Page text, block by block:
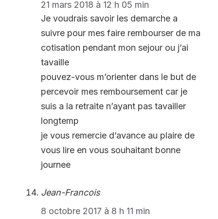
21 mars 2018 à 12 h 05 min
Je voudrais savoir les demarche a
suivre pour mes faire rembourser de ma
cotisation pendant mon sejour ou j’ai
tavaille
pouvez-vous m’orienter dans le but de
percevoir mes remboursement car je
suis a la retraite n’ayant pas tavailler
longtemp
je vous remercie d’avance au plaire de
vous lire en vous souhaitant bonne
journee
Jean-Francois
8 octobre 2017 à 8 h 11 min